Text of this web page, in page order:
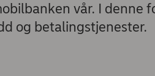
vår. I denne
og betalingstjenester.